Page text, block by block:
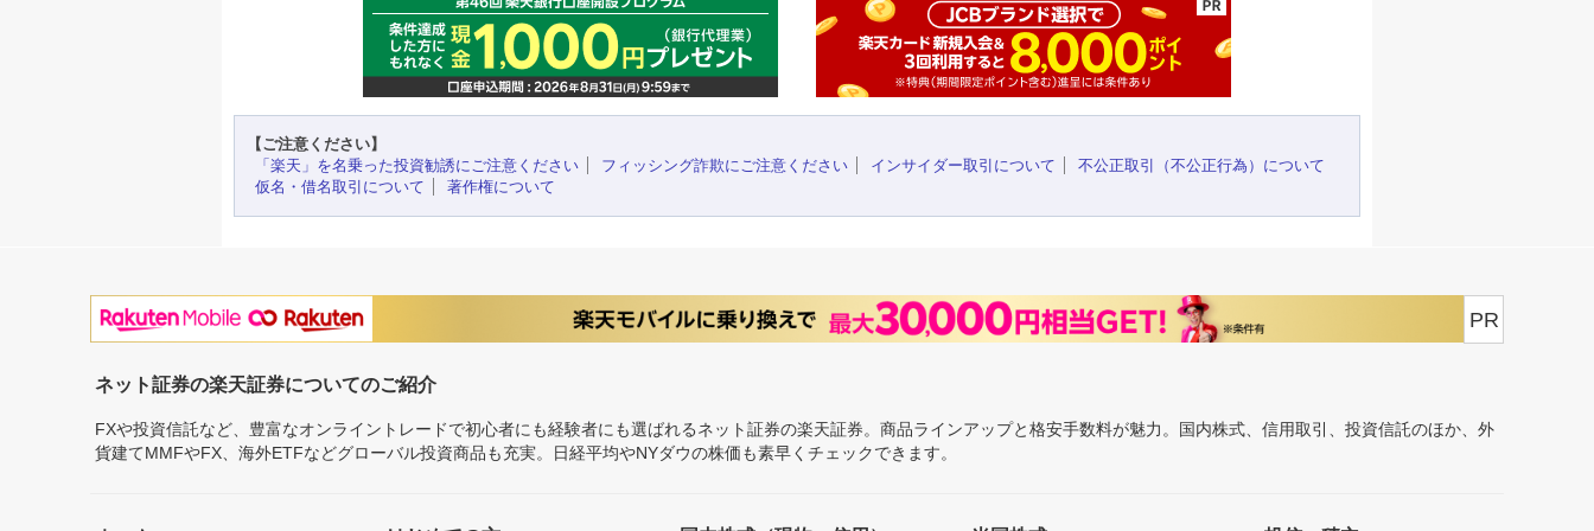
【ご注意ください】
「楽天」を名乗った投資勧誘にご注意ください
フィッシング詐欺にご注意ください インサイダー取引について
不公正取引（不公正行為）について
仮名・借名取引について
著作権について
PR
ネット証券の楽天証券についてのご紹介
FXや投資信託など、豊富なオンライントレードで初心者にも経験者にも選ばれるネット証券の楽天証券。商品ラインアップと格安手数料が魅力。国内株式、信用取引、投資信託のほか、外
貨建てMMFやFX、海外ETFなどグローバル投資商品も充実。日経平均やNYダウの株価も素早くチェックできます。